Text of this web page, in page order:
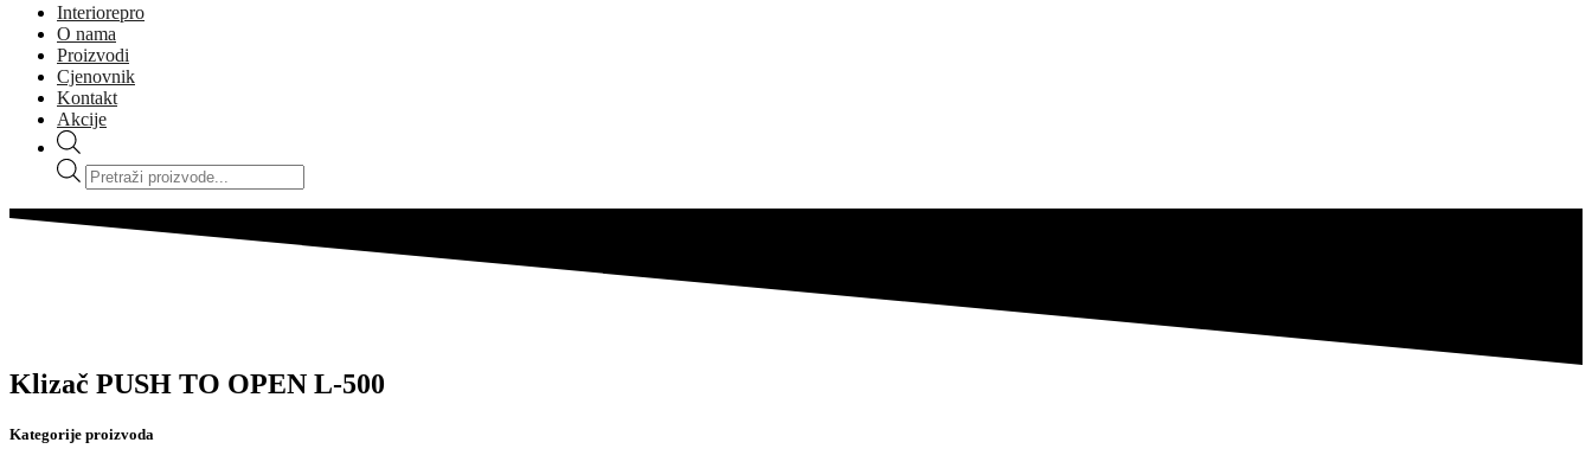
Interiorepro
O nama
Proizvodi
Cjenovnik
Kontakt
Akcije
Products
search
Klizač PUSH TO OPEN L-500
Kategorije proizvoda